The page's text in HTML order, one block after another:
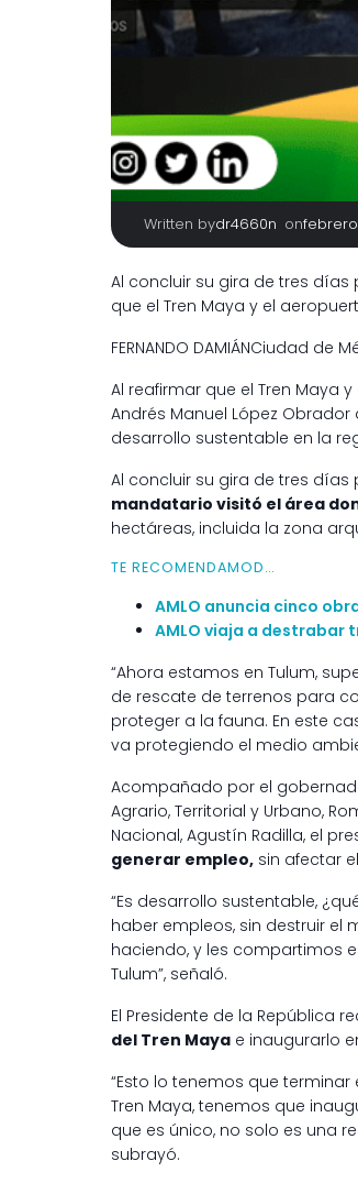
Written bydr4660n onfebrero
Al concluir su gira de tres
que el Tren Maya y el
FERNANDO DAMIÁNCiudad de
Al reafirmar que el Tren Maya
Andrés Manuel López
desarrollo sustentable en la
Al concluir su gira de tres
mandatario visitó el área
hectáreas, incluida la zona
TE RECOMENDAMOD…
AMLO anuncia cinco
AMLO viaja a destrabar
“Ahora estamos en Tulum,
de rescate de terrenos para
proteger a la fauna. En este
va protegiendo el medio
Acompañado por el
Agrario, Territorial y Urbano,
Nacional, Agustín Radilla, el
generar empleo, sin afectar
“Es desarrollo sustentable,
haber empleos, sin destruir el
haciendo, y les compartimos
Tulum”, señaló.
El Presidente de la República
del Tren Maya e inaugurarlo
“Esto lo tenemos que
Tren Maya, tenemos que
que es único, no solo es una
subrayó.